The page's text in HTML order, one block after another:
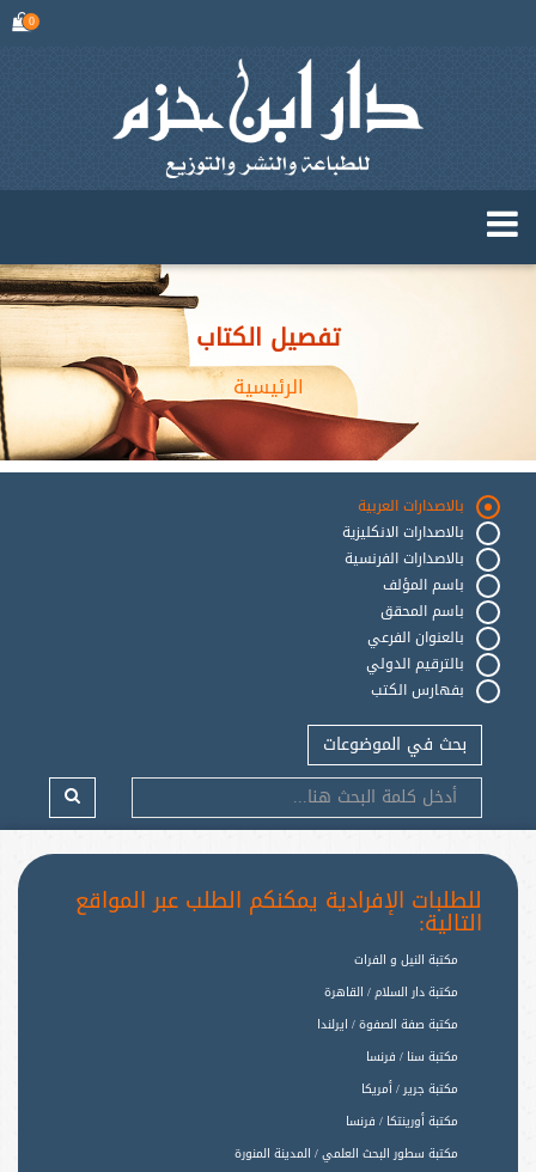
0
تفصيل الكتاب
الرئيسية
بالاصدارات العربية
بالاصدارات الانكليزية
بالاصدارات الفرنسية
باسم المؤلف
باسم المحقق
بالعنوان الفرعي
بالترقيم الدولي
بفهارس الكتب
بحث في الموضوعات
للطلبات الإفرادية يمكنكم الطلب عبر المواقع
التالية:
مكتبة النيل و الفرات
مكتبة دار السلام / القاهرة
مكتبة صفة الصفوة / ايرلندا
مكتبة سنا / فرنسا
مكتبة جرير / أمريكا
مكتبة أورينتكا / فرنسا
مكتبة سطور البحث العلمي / المدينة المنورة